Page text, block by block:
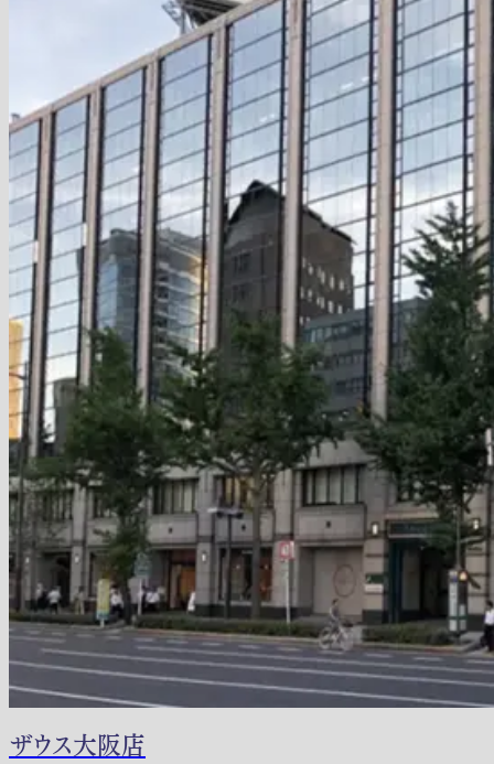
ザウス大阪店